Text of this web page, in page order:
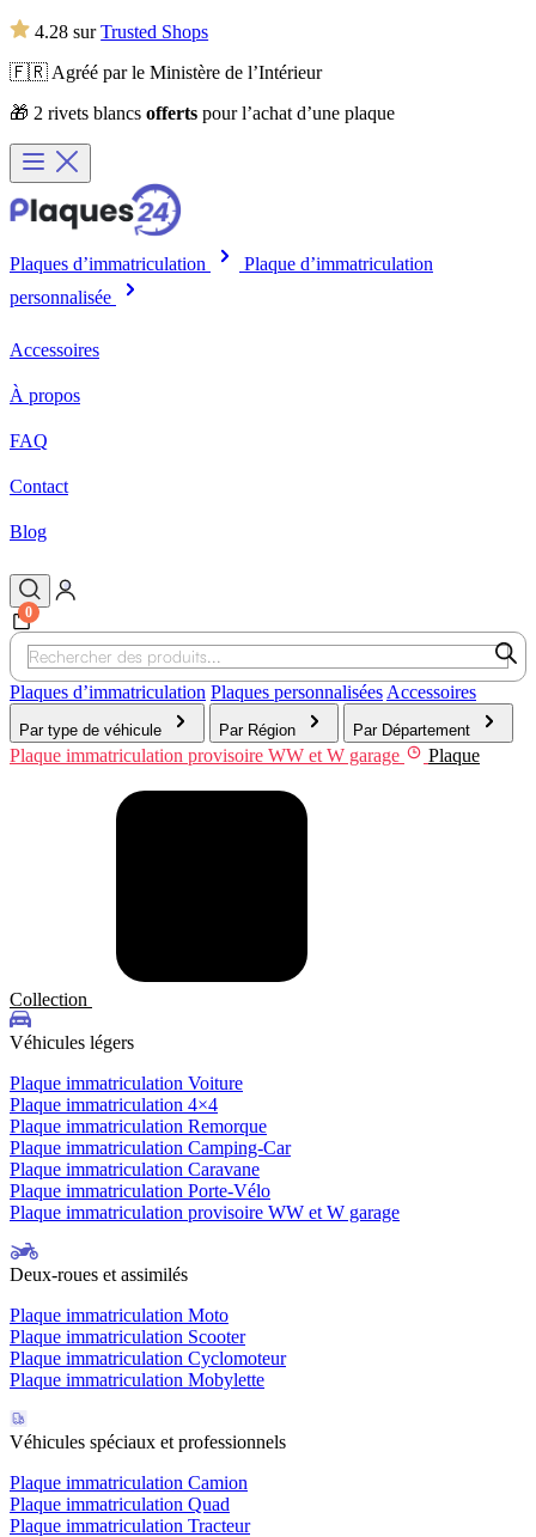
4.28 surTrusted Shops
🇫🇷 Agréé par le Ministère de l’Intérieur
🎁 2 rivets blancs offerts pour l’achat d’une plaque
Plaques d’immatriculation
Plaque d’immatriculation
personnalisée
Accessoires
À propos
FAQ
Contact
Blog
0
Recherche
de
produits
Plaques d’immatriculation Plaques personnalisées Accessoires
Par type de véhicule Par Région Par Département
Plaque immatriculation provisoire WW et W garage Plaque
Collection
Véhicules légers
Plaque immatriculation Voiture
Plaque immatriculation 4×4
Plaque immatriculation Remorque
Plaque immatriculation Camping-Car
Plaque immatriculation Caravane
Plaque immatriculation Porte-Vélo
Plaque immatriculation provisoire WW et W garage
Deux-roues et assimilés
Plaque immatriculation Moto
Plaque immatriculation Scooter
Plaque immatriculation Cyclomoteur
Plaque immatriculation Mobylette
Véhicules spéciaux et professionnels
Plaque immatriculation Camion
Plaque immatriculation Quad
Plaque immatriculation Tracteur